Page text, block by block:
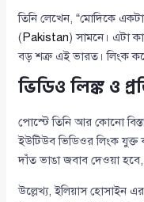
তিনি লেখেন, “মোদিকে
( Pakistan) সামনে। এটা
বড় শত্রু এই ভারত। লিংক
ভিডিও লিঙ্ক ও
পোস্টে তিনি আর কোনো
ইউটিউব ভিডিওর লিংক যুক্ত
দাঁত ভাঙা জবাব দেওয়া হবে,
উল্লেখ্য, ইলিয়াস হোসাইন